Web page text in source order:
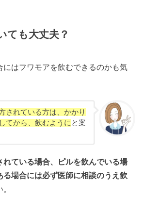
ても大丈夫？
にはフワモアを飲むできるのかも気
されている方は、かかり
てから、飲むように と案
れている場合、ピルを飲んでいる場
る場合には必ず医師に相談のうえ飲